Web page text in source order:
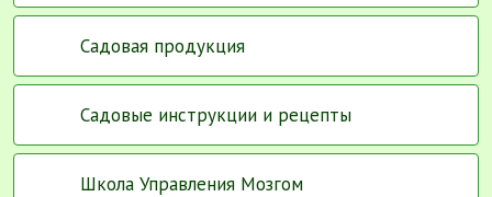
Садовая продукция
Садовые инструкции и рецепты
Школа Управления Мозгом